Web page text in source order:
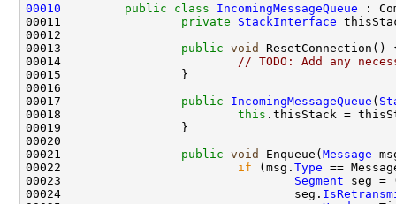
00010
public class IncomingMessageQueue :
00011 private StackInterface
00012
00013 public void
ResetConnection()
00014
// TODO: Add any
00015                 }
00016
00017 public IncomingMessageQueue (
00018 this .thisStack =
00019                 }
00020
00021 public void Enqueue( Message
00022 if (msg. Type ==
00023 Segment seg =
00024                                 seg.